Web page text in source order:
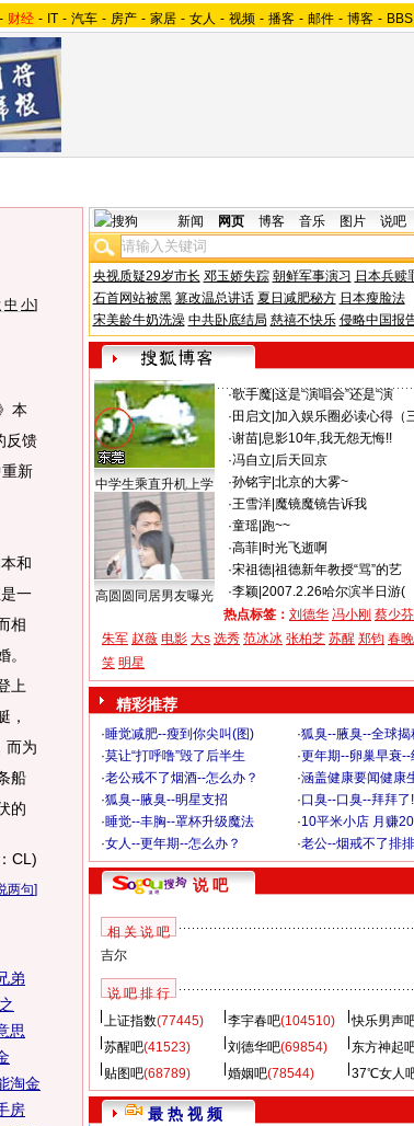
- 财经 - IT - 汽车 - 房产 - 家居 - 女人 - 视频 - 播客 - 邮件 - 博客 - BBS
中 小]
本
反馈
新
和
一
相
。
上
，
而为
船
的
CL)
两句]
弟
思
淘金
房
新闻 网页 博客 音乐 图片 说吧
央视质疑29岁市长 邓玉娇失踪 朝鲜军事演习 日本兵赎
石首网站被黑 篡改温总讲话 夏日减肥秘方 日本瘦脸法
宋美龄牛奶洗澡 中共卧底结局 慈禧不快乐 侵略中国报
中学生乘直升机上学
高圆圆同居男友曝光
·歌手魔| 这是“演唱会”还是“演
· 田启文 加入娱乐圈必读心得（
·谢苗| 息影10年,我无怨无悔!!
·冯自立 后天回京
·孙铭宇| 北京的大雾~
·王雪洋| 魔镜魔镜告诉我
·童瑶| 跑~~
·高菲| 时光飞逝啊
·宋祖德| 祖德新年教授“骂”的艺
·李颖| 2007.2.26哈尔滨半日游(
热点标签： 刘德华 冯小刚 蔡少芬
朱军 赵薇 电影 大s 选秀 范冰冰 张柏芝 苏醒 郑钧 春晚
笑 明星
精彩推荐
·睡觉减肥--瘦到你尖叫(图) ·狐臭--腋臭--全球揭
·莫让“打呼噜”毁了后半生 ·更年期--卵巢早衰--
·老公戒不了烟酒--怎么办？ ·涵盖健康要闻健康
·狐臭--腋臭--明星支招 ·口臭--口臭--拜拜了!
·睡觉--丰胸--罩杯升级魔法 ·10平米小店 月赚
·女人--更年期--怎么办？ ·老公--烟戒不了排
说 吧
相 关 说 吧
吉尔
说 吧 排 行
上证指数(77445) 李宇春吧(104510) 快乐男声
苏醒吧(41523) 刘德华吧(69854) 东方神起
贴图吧(68789) 婚姻吧(78544) 37℃女人
最 热 视 频